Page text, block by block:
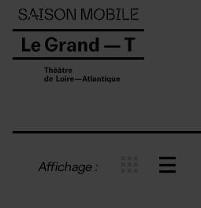
Affichage :
Panneau de gestion des cookies